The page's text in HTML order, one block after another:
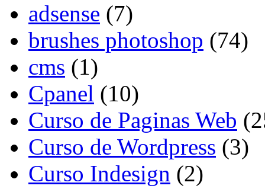
adsense (7)
brushes photoshop (74)
cms (1)
Cpanel (10)
Curso de Paginas Web
Curso de Wordpress (3)
Curso Indesign (2)